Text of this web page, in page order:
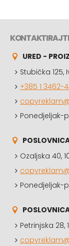
URED -
Stubička 125,
+385 1 3462-
Ponedjeljak-
Ozaljska 40,
Ponedjeljak-
Petrinjska 28,